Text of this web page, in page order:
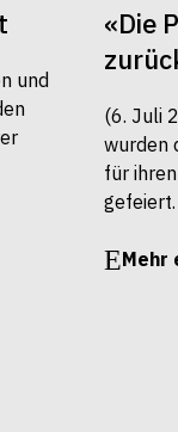
und
«Die
(6. Juli
wurden
für
gefeiert.
Mehr